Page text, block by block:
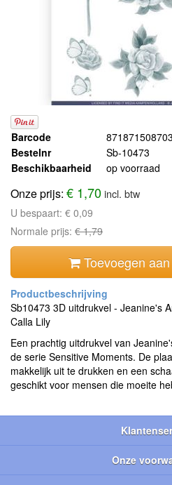
Barcode
Bestelnr
Sb-10473
Beschikbaarheid
op voorraad
Onze prijs: € 1,70incl. btw
U bespaart: € 0,09
Normale prijs: € 1,79
Toevoegen
Sb10473 3D uitdrukvel - Jeanine's
Calla Lily
Een prachtig uitdrukvel van
de serie Sensitive Moments. De
makkelijk uit te drukken en een
geschikt voor mensen die moeite
Onze